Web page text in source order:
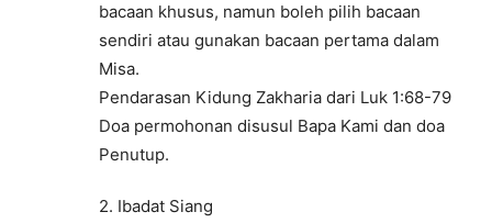
bacaan khusus, namun boleh pilih bacaan
sendiri atau gunakan bacaan pertama dalam
Misa.
Pendarasan Kidung Zakharia dari Luk 1:68-79
Doa permohonan disusul Bapa Kami dan doa
Penutup.
2. Ibadat Siang